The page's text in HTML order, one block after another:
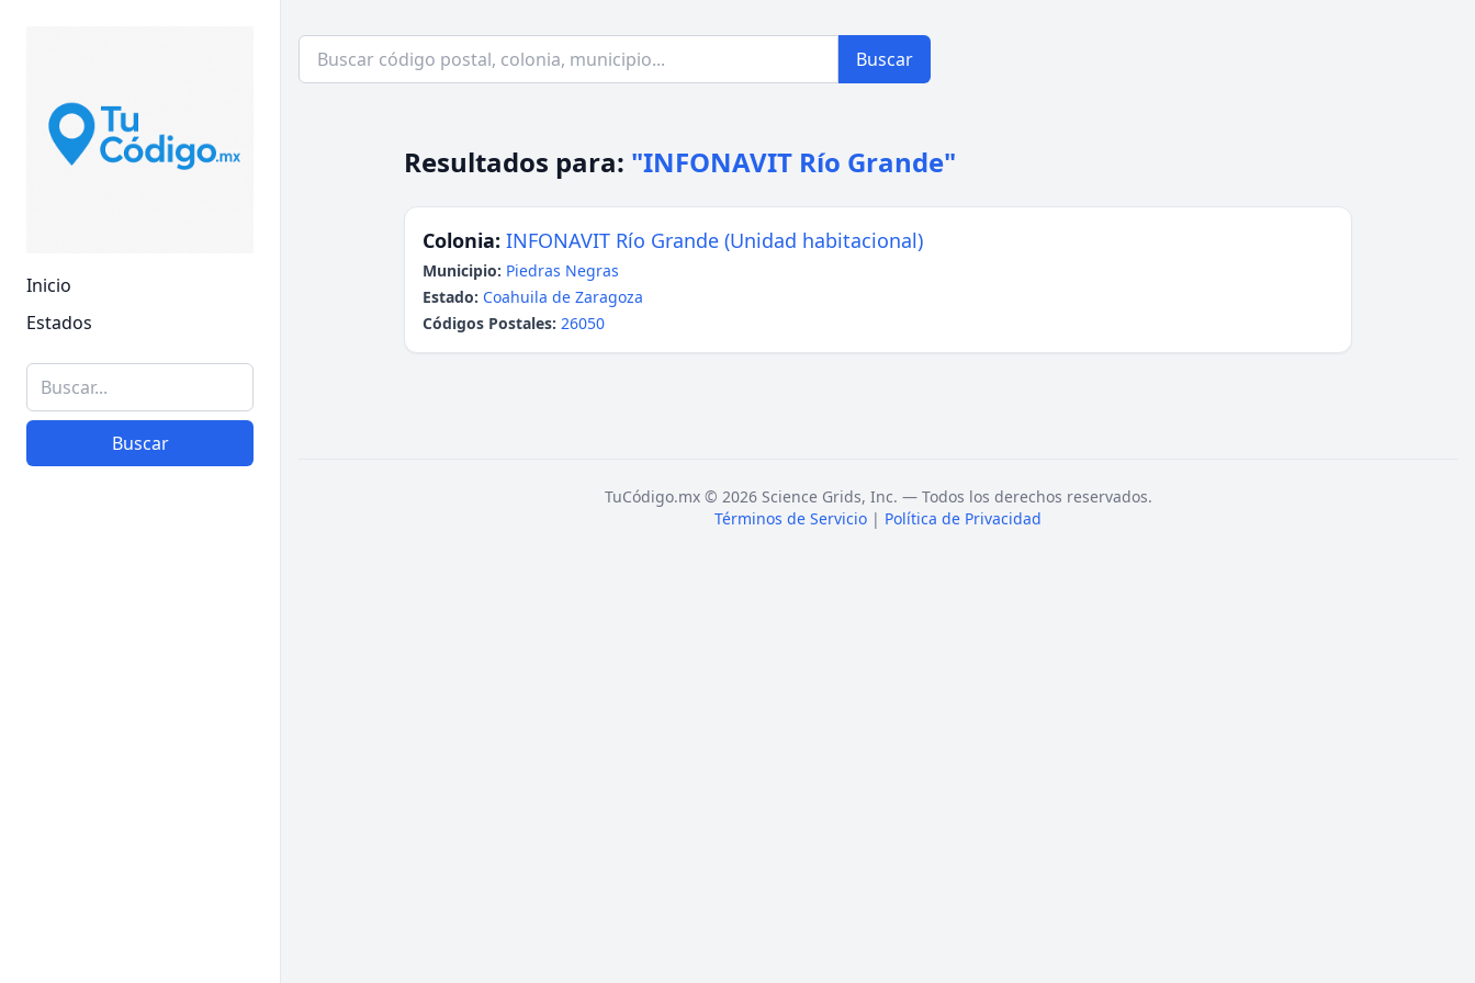
Inicio
Estados
Buscar
Buscar
Resultados para: "INFONAVIT Río Grande"
Colonia: INFONAVIT Río Grande (Unidad habitacional)
Municipio: Piedras Negras
Estado: Coahuila de Zaragoza
Códigos Postales: 26050
TuCódigo.mx © 2026 Science Grids, Inc. — Todos los derechos reservados.
Términos de Servicio | Política de Privacidad